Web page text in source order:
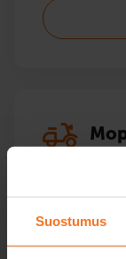
Suostumus
Kurssit ja
opetusta
vuoden.